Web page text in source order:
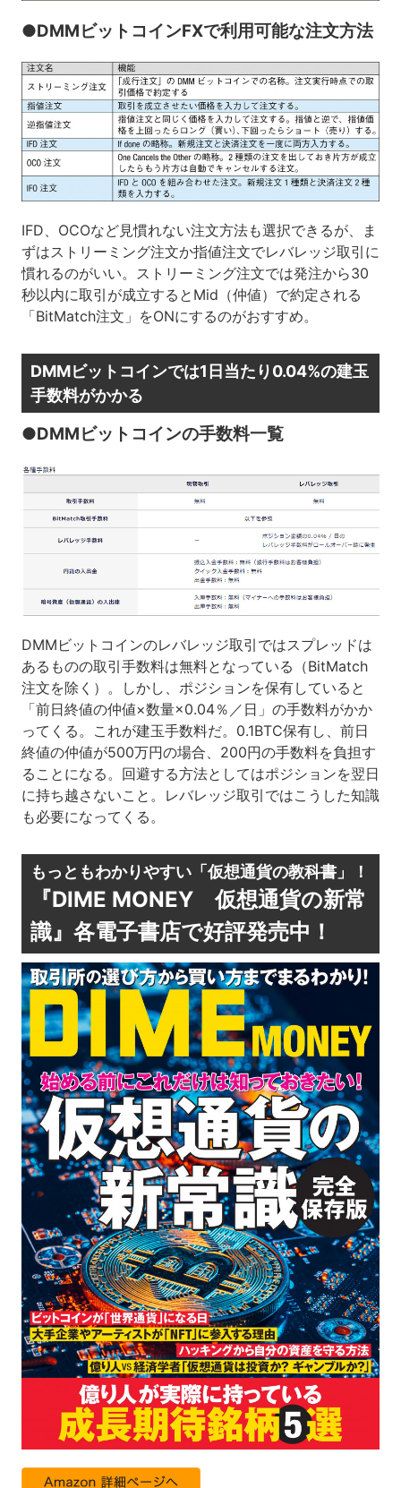
●DMMビットコインFXで利用可能な注文方法
IFD、OCOなど見慣れない注文方法も選択できるが、ま
ずはストリーミング注文か指値注文でレバレッジ取引に
慣れるのがいい。ストリーミング注文では発注から30
秒以内に取引が成立するとMid（仲値）で約定される
「BitMatch注文」をONにするのがおすすめ。
DMMビットコインでは1日当たり0.04%の建玉
手数料がかかる
●DMMビットコインの手数料一覧
DMMビットコインのレバレッジ取引ではスプレッドは
あるものの取引手数料は無料となっている（BitMatch
注文を除く）。しかし、ポジションを保有していると
「前日終値の仲値×数量×0.04％／日」の手数料がかか
ってくる。これが建玉手数料だ。0.1BTC保有し、前日
終値の仲値が500万円の場合、200円の手数料を負担す
ることになる。回避する方法としてはポジションを翌日
に持ち越さないこと。レバレッジ取引ではこうした知識
も必要になってくる。
もっともわかりやすい「仮想通貨の教科書」！
『DIME MONEY 仮想通貨の新常
識』各電子書店で好評発売中！